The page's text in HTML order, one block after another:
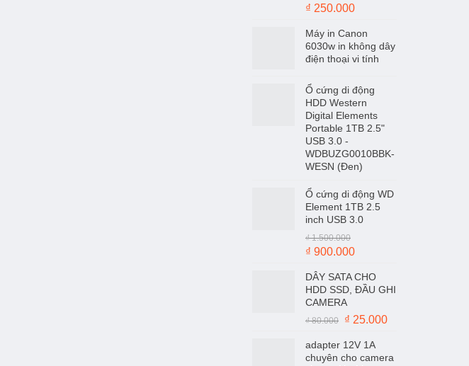
Giá
là:
₫ 300.000.
₫ 250.000Giá
tại
là:
Máy in Canon
6030w in không dây
điện thoại vi tính
Ổ cứng di động
HDD Western
Digital Elements
Portable 1TB 2.5"
USB 3.0 -
WDBUZG0010BBK-
WESN (Đen)
Ổ cứng di động WD
Element 1TB 2.5
inch USB 3.0
₫1.500.000
Giá
là:
₫ 1.500.000.
₫ 900.000Giá
tại
là:
DÂY SATA CHO
HDD SSD, ĐẦU GHI
CAMERA
₫80.000
Giá
là:
₫ 80.000.
₫ 25.000Giá
là:
adapter 12V 1A
chuyên cho camera